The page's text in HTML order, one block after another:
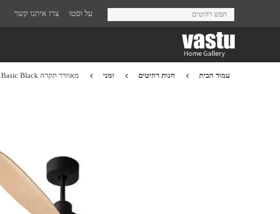
על וסטו צרו איתנו קשר
עמוד הבית חנות רהיטים זמני מאוורר תקרה Bora Basic Black